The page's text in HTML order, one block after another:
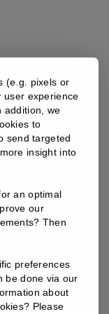
de kracht in de
van
weerstaan aan
en anderen
van de groep bij
De
groepswerk
met een
code:
(e.g. pixels or
user experience
addition, we
to
send targeted
insight into
an optimal
our
Then
preferences
be done via our
about
Please